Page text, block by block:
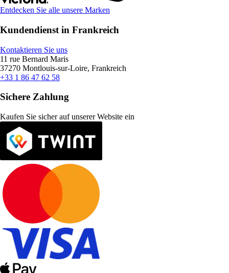
Entdecken Sie alle unsere Marken
Kundendienst in Frankreich
Kontaktieren Sie uns
11 rue Bernard Maris
37270 Montlouis-sur-Loire, Frankreich
+33 1 86 47 62 58
Sichere Zahlung
Kaufen Sie sicher auf unserer Website ein